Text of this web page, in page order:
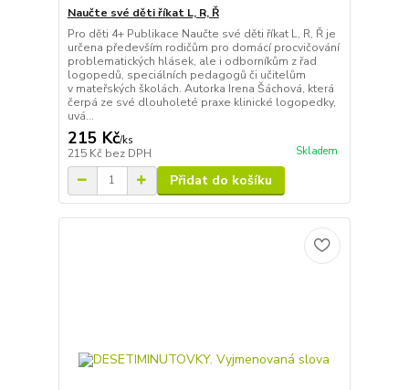
Naučte své děti říkat L, R, Ř
Pro děti 4+ Publikace Naučte své děti říkat L, R, Ř je
určena především rodičům pro domácí procvičování
problematických hlásek, ale i odborníkům z řad
logopedů, speciálních pedagogů či učitelům
v mateřských školách. Autorka Irena Šáchová, která
čerpá ze své dlouholeté praxe klinické logopedky,
uvá...
215 Kč/ks
215 Kč bez DPH Skladem
Přidat do košíku